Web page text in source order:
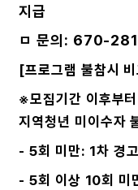
지급
ㅁ 문의: 670-
[프로그램 불참시
※모집기간 이후부
지역청년 미이수자
- 5회 미만: 1차 경고
- 5회 이상 10회 미